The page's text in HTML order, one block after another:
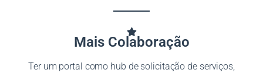
Mais Colaboração
Ter um portal como hub de solicitação de serviços,